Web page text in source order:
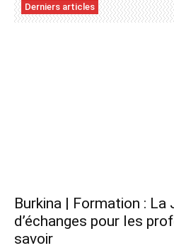
Derniers articles
Burkina | Formation : La
d’échanges pour les
savoir